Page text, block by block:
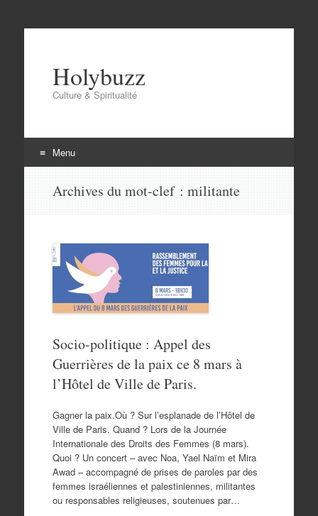
Holybuzz
Culture & Spiritualité
Menu
Archives du mot-clef : militante
Socio-politique : Appel des
Guerrières de la paix ce 8 mars à
l’Hôtel de Ville de Paris.
Gagner la paix.Où ? Sur l’esplanade de l’Hôtel de
Ville de Paris. Quand ? Lors de la Journée
Internationale des Droits des Femmes (8 mars).
Quoi ? Un concert – avec Noa, Yael Naïm et Mira
Awad – accompagné de prises de paroles par des
femmes israéliennes et palestiniennes, militantes
ou responsables religieuses, soutenues par…